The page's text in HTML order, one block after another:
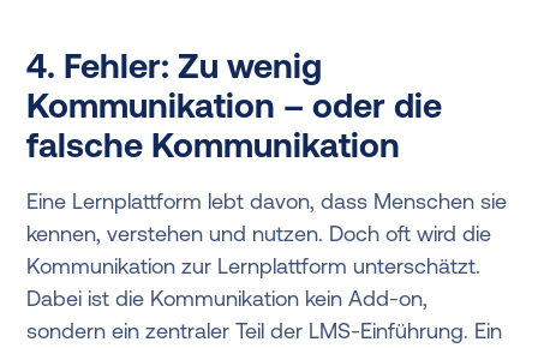
4. Fehler: Zu wenig
Kommunikation – oder die
falsche Kommunikation
Eine Lernplattform lebt davon, dass Menschen sie
kennen, verstehen und nutzen. Doch oft wird die
Kommunikation zur Lernplattform unterschätzt.
Dabei ist die Kommunikation kein Add-on,
sondern ein zentraler Teil der LMS-Einführung. Ein